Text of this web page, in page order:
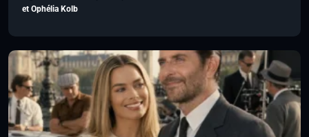
et Ophélia Kolb